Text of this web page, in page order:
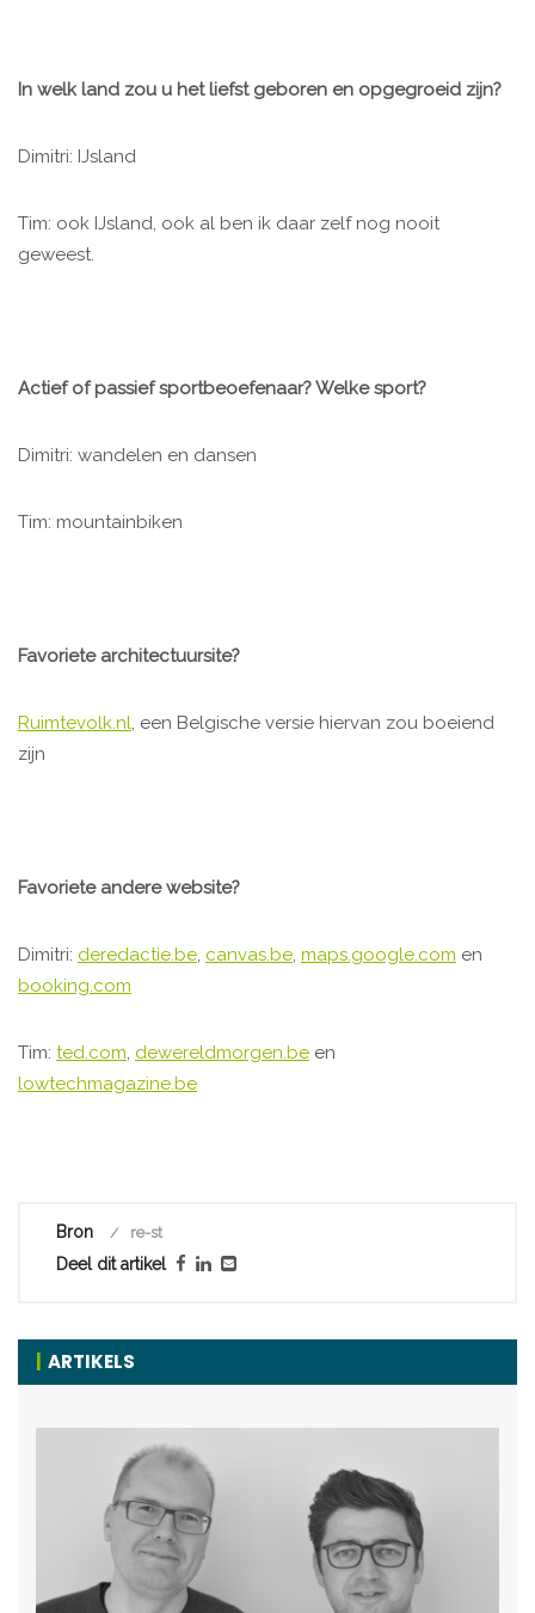
In welk land zou u het liefst geboren en opgegroeid zijn?
Dimitri: IJsland
Tim: ook IJsland, ook al ben ik daar zelf nog nooit
geweest.
Actief of passief sportbeoefenaar? Welke sport?
Dimitri: wandelen en dansen
Tim: mountainbiken
Favoriete architectuursite?
Ruimtevolk.nl, een Belgische versie hiervan zou boeiend
zijn
Favoriete andere website?
Dimitri: deredactie.be, canvas.be, maps.google.com en
booking.com
Tim: ted.com, dewereldmorgen.be en
lowtechmagazine.be
Bron re-st
Deel dit artikel
ARTIKELS